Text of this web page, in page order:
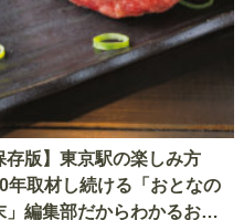
存版】東京駅の楽しみ方
年取材し続ける「おとなの
」編集部だからわかるおス